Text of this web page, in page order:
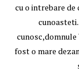
cu o intrebare de
cunosc,domnule
fost o mare